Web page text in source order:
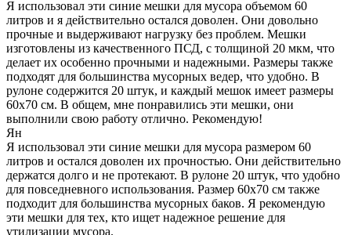
Я использовал эти синие мешки для мусора объемом 60
литров и я действительно остался доволен. Они довольно
прочные и выдерживают нагрузку без проблем. Мешки
изготовлены из качественного ПСД, с толщиной 20 мкм, что
делает их особенно прочными и надежными. Размеры также
подходят для большинства мусорных ведер, что удобно. В
рулоне содержится 20 штук, и каждый мешок имеет размеры
60х70 см. В общем, мне понравились эти мешки, они
выполнили свою работу отлично. Рекомендую!
Ян
Я использовал эти синие мешки для мусора размером 60
литров и остался доволен их прочностью. Они действительно
держатся долго и не протекают. В рулоне 20 штук, что удобно
для повседневного использования. Размер 60х70 см также
подходит для большинства мусорных баков. Я рекомендую
эти мешки для тех, кто ищет надежное решение для
утилизации мусора.